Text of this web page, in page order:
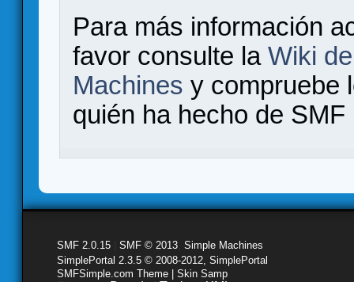
Para más información
favor consulte la Wiki
Machines y compruebe
quién ha hecho de
SMF 2.0.15 SMF © 2013 Simple Machines
SimplePortal 2.3.5 © 2008-2012, SimplePortal
SMFSimple.com Theme | Skin Samp